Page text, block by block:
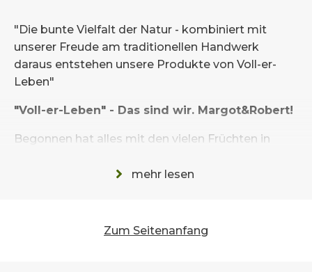
"Die bunte Vielfalt der Natur - kombiniert mit
unserer Freude am traditionellen Handwerk
daraus entstehen unsere Produkte von Voll-er-
Leben"
"Voll-er-Leben" - Das sind wir. Margot&Robert!
Begonnen hat alles mit den vielen Früchten in
Herausforderung stellten. Dirndl, Kirschen,
unseren eigenen Essig zu produzieren. Das
mehr lesen
Zum Seitenanfang